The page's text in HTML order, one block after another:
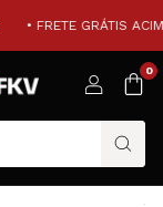
• FRETE GRÁTIS
0